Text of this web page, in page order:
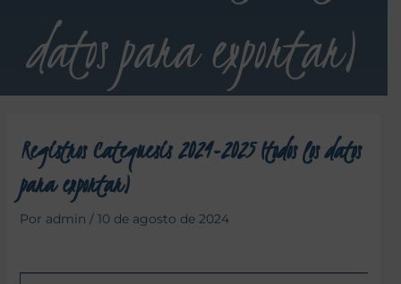
datos para exportar)
Registros Catequesis 2024-2025 (todos los datos
para exportar)
Por admin / 10 de agosto de 2024